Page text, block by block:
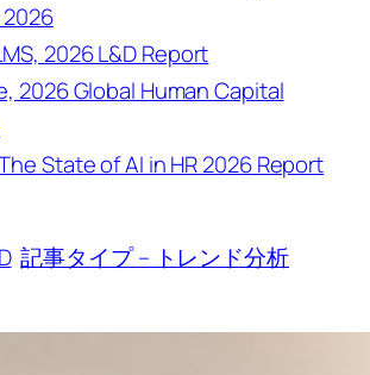
2026 L&D Report
2026 Global Human Capital
State of AI in HR 2026 Report
記事タイプ – トレンド分析